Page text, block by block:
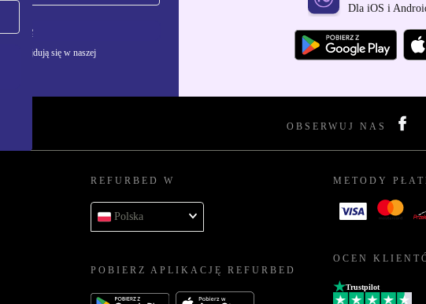
się
znajdują się w naszej
Dla iOS i
OBSERWUJ NAS
REFURBED W
Polska
POBIERZ APLIKACJĘ REFURBED
METODY
OCEN
Trustpilot